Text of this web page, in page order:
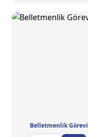
Belletmenlik Görevi